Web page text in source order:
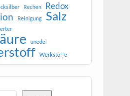
Rechen Redox
Reinigung Salz
unedel
Werkstoffe